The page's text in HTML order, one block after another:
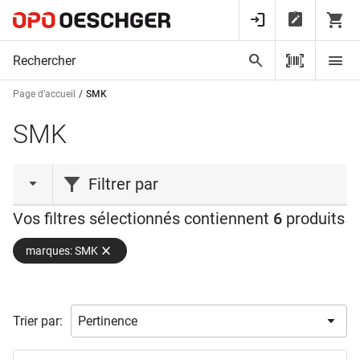
Page d’accueil SMK
SMK
Filtrer par
type de produit
Adaptateur (1)
Capuchon (1)
Consoles (1)
Fixation (1)
Vos filtres sélectionnés contiennent 6 produits
marques: SMK
Trier par: